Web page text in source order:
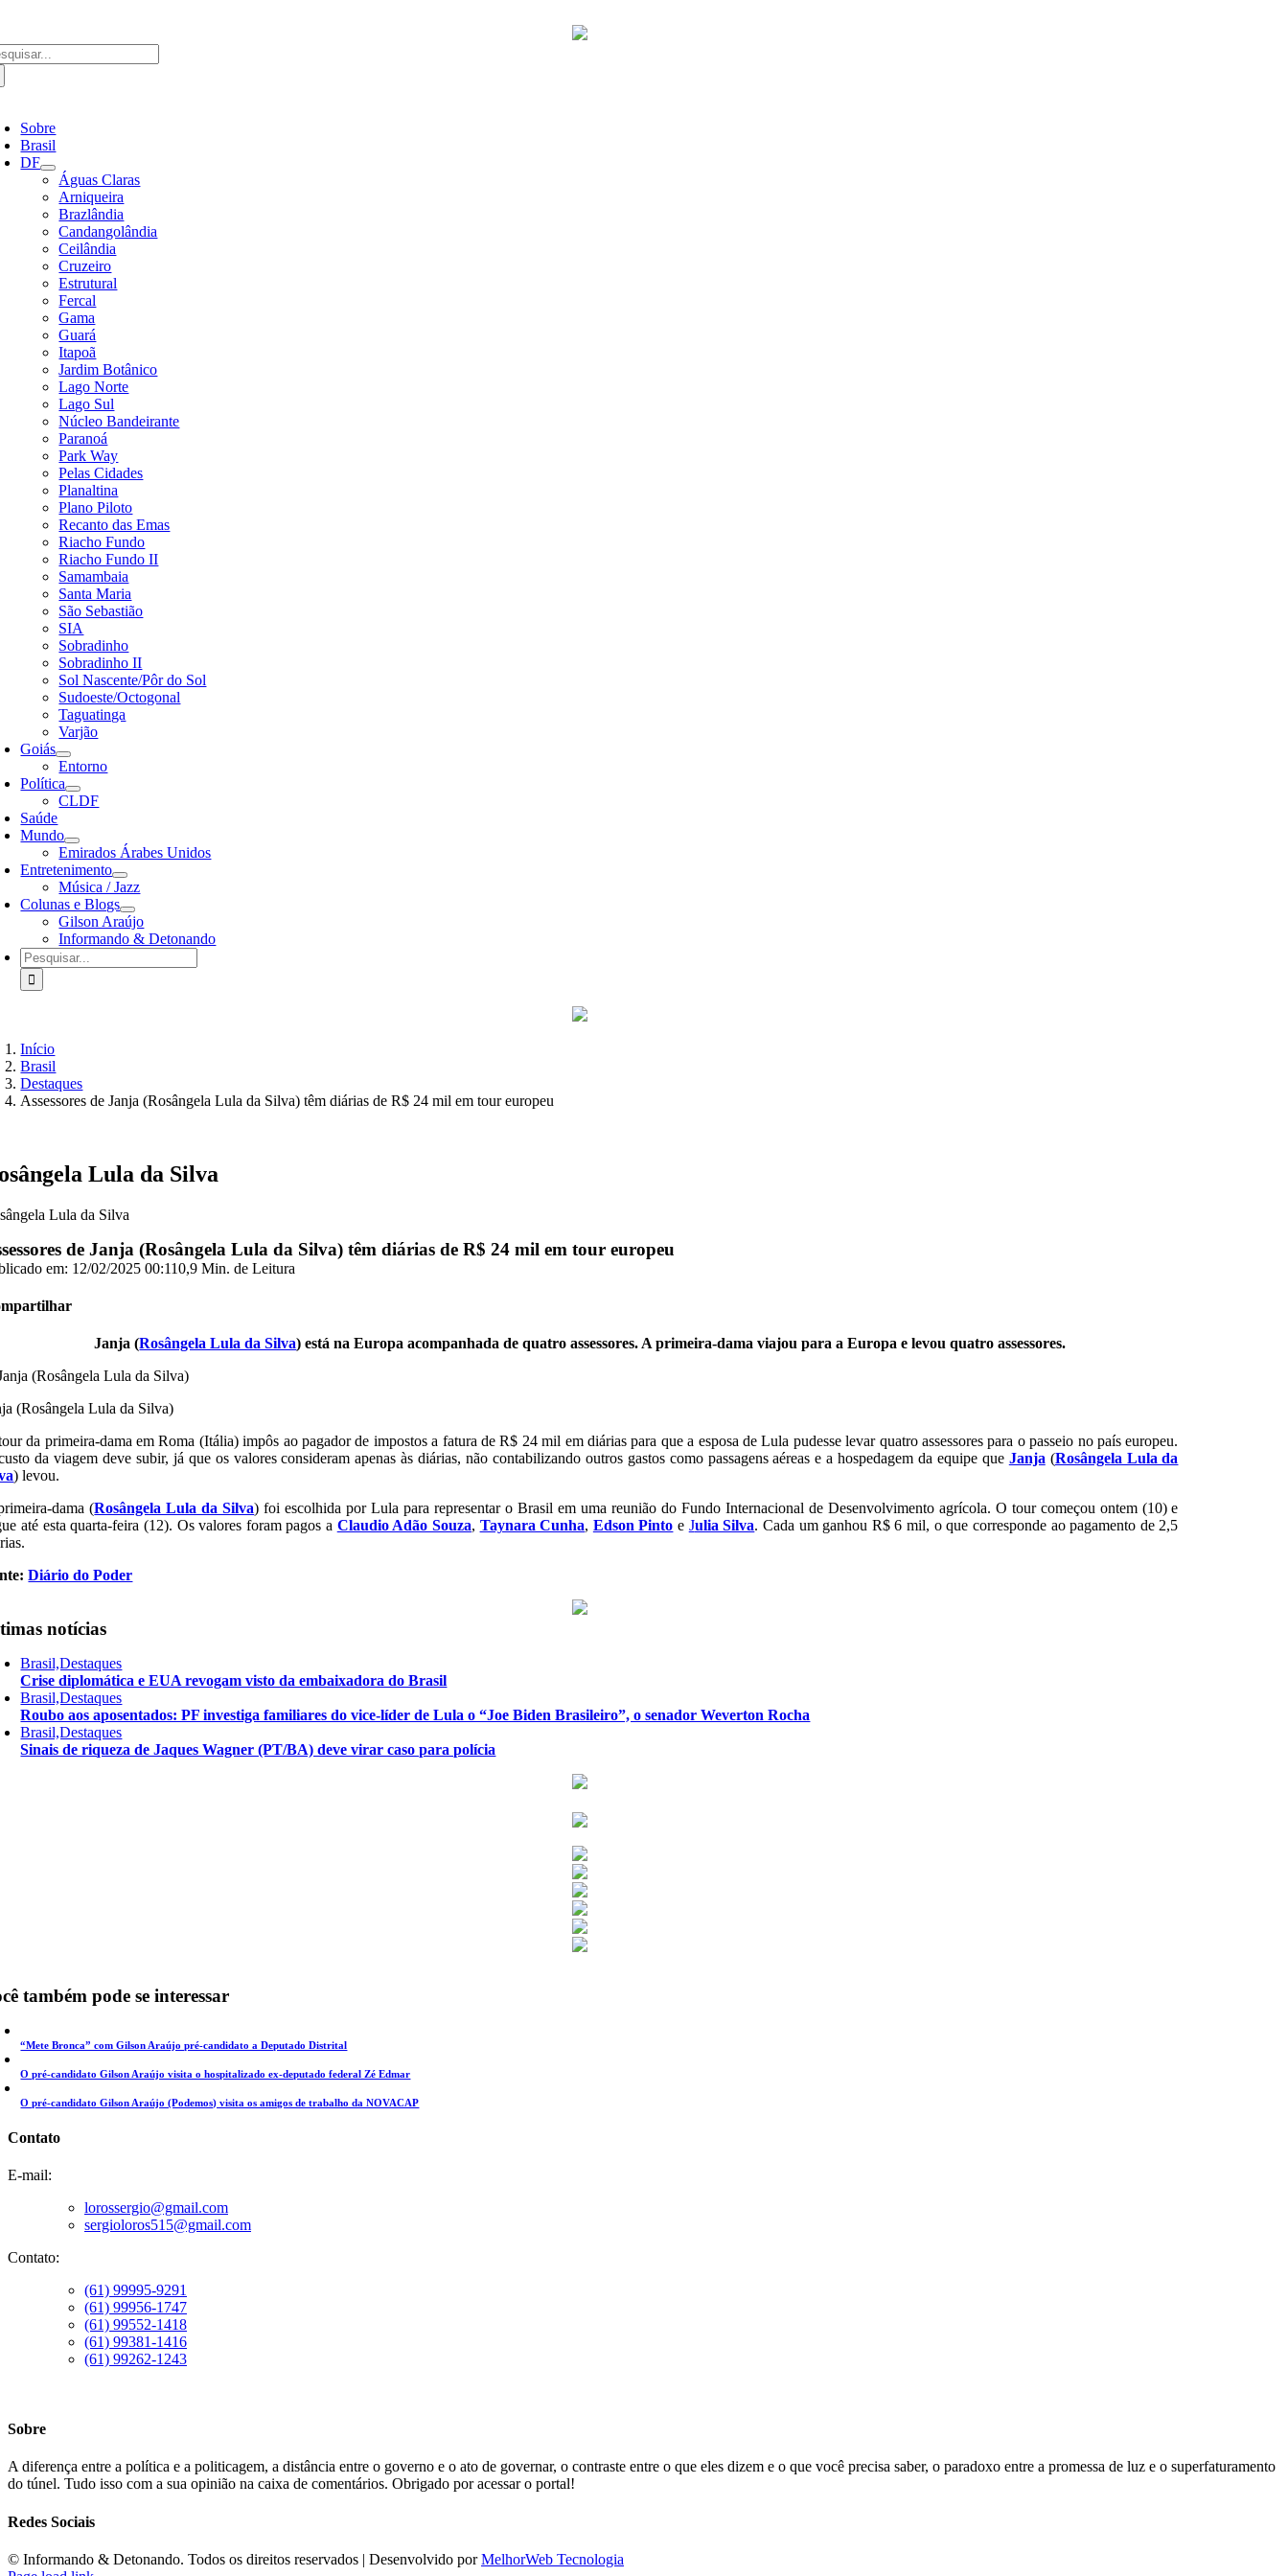
o
conteúdo
Sobre
Brasil
DF
Águas Claras
Arniqueira
Brazlândia
Candangolândia
Ceilândia
Cruzeiro
Estrutural
Fercal
Gama
Guará
Itapoã
Jardim Botânico
Lago Norte
Lago Sul
Núcleo Bandeirante
Paranoá
Park Way
Pelas Cidades
Planaltina
Plano Piloto
Recanto das Emas
Riacho Fundo
Riacho Fundo II
Samambaia
Santa Maria
São Sebastião
SIA
Sobradinho
Sobradinho II
Sol Nascente/Pôr do Sol
Sudoeste/Octogonal
Taguatinga
Varjão
Goiás
Entorno
Política
CLDF
Saúde
Mundo
Emirados Árabes Unidos
Entretenimento
Música / Jazz
Colunas e Blogs
Gilson Araújo
Informando & Detonando
Buscar
resultados
para:
Início
Brasil
Destaques
Assessores de Janja (Rosângela Lula da Silva) têm diárias de R$ 24 mil em tour europeu
Lula da Silva
Lula da Silva
de Janja (Rosângela Lula da Silva) têm diárias de R$ 24 mil em tour europeu
em: 12/02/2025 00:110,9 Min. de Leitura
Janja (Rosângela Lula da Silva) está na Europa acompanhada de quatro assessores. A primeira-dama viajou para a Europa e levou quatro assessores.
(Rosângela Lula da Silva)
da primeira-dama em Roma (Itália) impôs ao pagador de impostos a fatura de R$ 24 mil em diárias para que a esposa de Lula pudesse levar quatro assessores para o passeio no país europeu.
da viagem deve subir, já que os valores consideram apenas às diárias, não contabilizando outros gastos como passagens aéreas e a hospedagem da equipe que Janja (Rosângela Lula da
) levou.
dama (Rosângela Lula da Silva) foi escolhida por Lula para representar o Brasil em uma reunião do Fundo Internacional de Desenvolvimento agrícola. O tour começou ontem (10) e
até esta quarta-feira (12). Os valores foram pagos a Claudio Adão Souza, Taynara Cunha, Edson Pinto e Julia Silva. Cada um ganhou R$ 6 mil, o que corresponde ao pagamento de 2,5
Diário do Poder
notícias
Brasil,Destaques
Crise diplomática e EUA revogam visto da embaixadora do Brasil
Brasil,Destaques
Roubo aos aposentados: PF investiga familiares do vice-líder de Lula o “Joe Biden Brasileiro”, o senador Weverton Rocha
Brasil,Destaques
Sinais de riqueza de Jaques Wagner (PT/BA) deve virar caso para polícia
também pode se interessar
“Mete Bronca” com Gilson Araújo pré-candidato a Deputado Distrital
O pré-candidato Gilson Araújo visita o hospitalizado ex-deputado federal Zé Edmar
O pré-candidato Gilson Araújo (Podemos) visita os amigos de trabalho da NOVACAP
Contato
E-mail:
lorossergio@gmail.com
sergioloros515@gmail.com
Contato:
(61) 99995-9291
(61) 99956-1747
(61) 99552-1418
(61) 99381-1416
(61) 99262-1243
Sobre
A diferença entre a política e a politicagem, a distância entre o governo e o ato de governar, o contraste entre o que eles dizem e o que você precisa saber, o paradoxo entre a promessa de luz e o superfaturamento
do túnel. Tudo isso com a sua opinião na caixa de comentários. Obrigado por acessar o portal!
Redes Sociais
©️ Informando & Detonando. Todos os direitos reservados | Desenvolvido porMelhorWeb Tecnologia